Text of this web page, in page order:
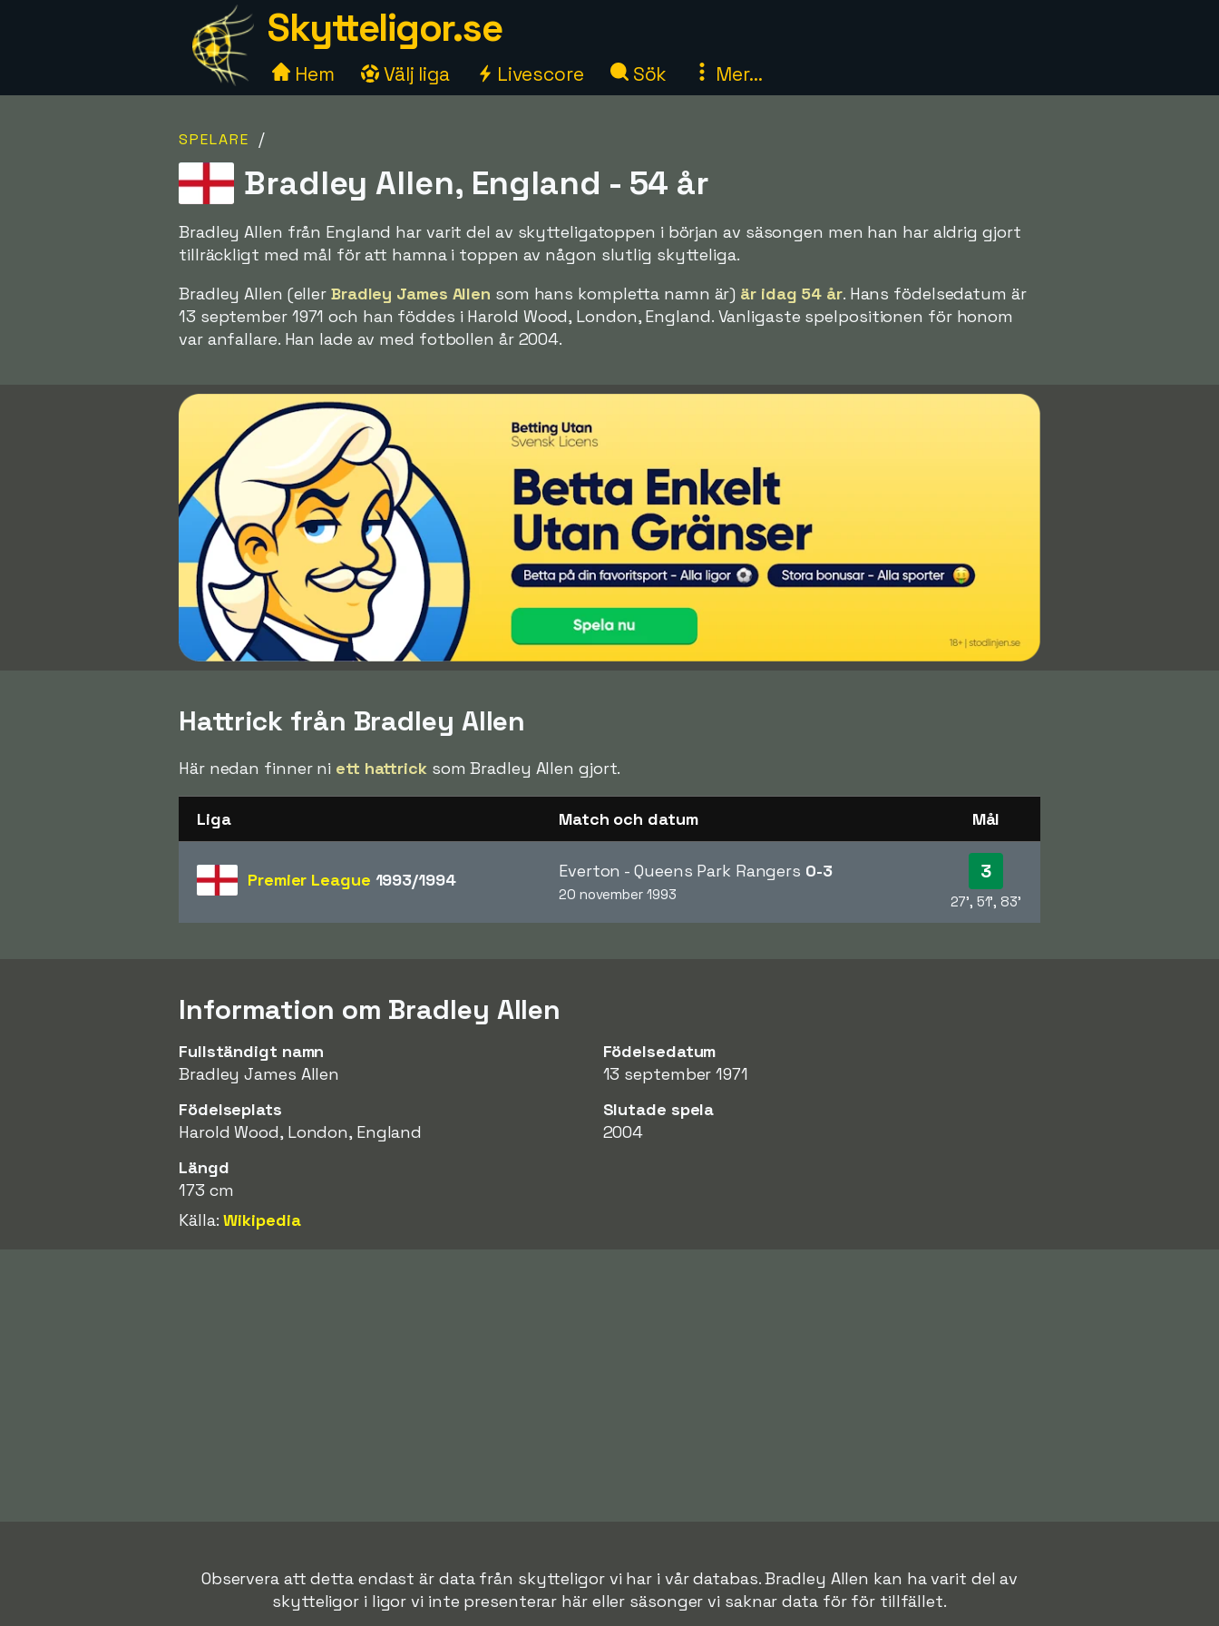
Skytteligor.se
Hem Välj liga Livescore Sök Mer...
SPELARE /
Bradley Allen, England - 54 år
Bradley Allen från England har varit del av skytteligatoppen i början av säsongen men han har aldrig gjort
tillräckligt med mål för att hamna i toppen av någon slutlig skytteliga.
Bradley Allen (eller Bradley James Allen som hans kompletta namn är) är idag 54 år. Hans födelsedatum är
13 september 1971 och han föddes i Harold Wood, London, England. Vanligaste spelpositionen för honom
var anfallare. Han lade av med fotbollen år 2004.
Hattrick från Bradley Allen
Här nedan finner ni ett hattrick som Bradley Allen gjort.
Liga Match och datum Mål
Premier League 1993/1994 Everton - Queens Park Rangers 0-3
20 november 1993
3
27', 51', 83'
Information om Bradley Allen
Fullständigt namn
Bradley James Allen
Födelsedatum
13 september 1971
Födelseplats
Harold Wood, London, England
Slutade spela
2004
Längd
173 cm
Källa:Wikipedia
Observera att detta endast är data från skytteligor vi har i vår databas. Bradley Allen kan ha varit del av
skytteligor i ligor vi inte presenterar här eller säsonger vi saknar data för för tillfället.